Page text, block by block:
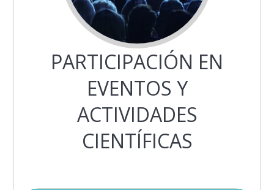
PARTICIPACIÓN EN
EVENTOS Y
ACTIVIDADES
CIENTÍFICAS